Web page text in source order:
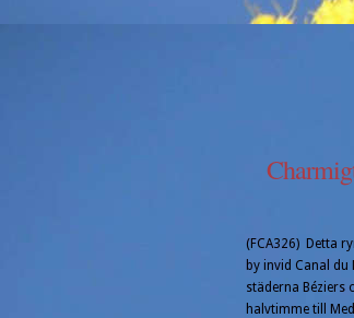
(FCA326) Detta
by invid Canal
städerna Béziers
halvtimme till